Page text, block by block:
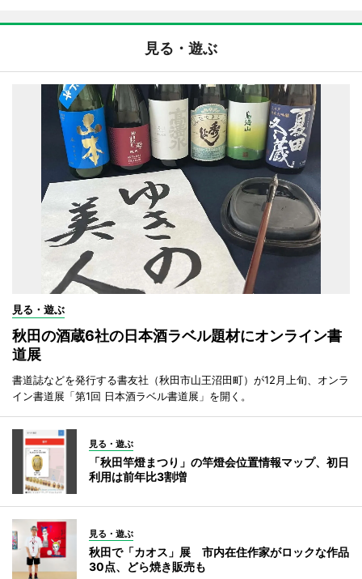
見る・遊ぶ
見る・遊ぶ
秋田の酒蔵6社の日本酒ラベル題材にオンライン書
道展
書道誌などを発行する書友社（秋田市山王沼田町）が12月上旬、オンラ
イン書道展「第1回 日本酒ラベル書道展」を開く。
見る・遊ぶ
「秋田竿燈まつり」の竿燈会位置情報マップ、初日
利用は前年比3割増
見る・遊ぶ
秋田で「カオス」展 市内在住作家がロックな作品
30点、どら焼き販売も